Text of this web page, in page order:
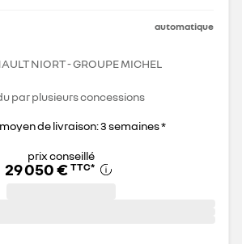
automatique
NIORT - GROUPE MICHEL
par plusieurs concessions
de livraison: 3 semaines *
prix conseillé
29 050 € TTC*